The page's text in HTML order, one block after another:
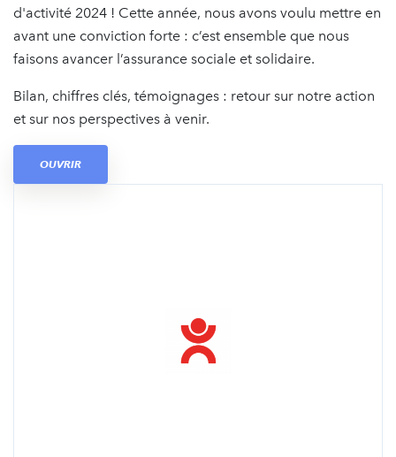
d'activité 2024 ! Cette année, nous avons voulu mettre en
avant une conviction forte : c’est ensemble que nous
faisons avancer l’assurance sociale et solidaire.
Bilan, chiffres clés, témoignages : retour sur notre action
et sur nos perspectives à venir.
OUVRIR